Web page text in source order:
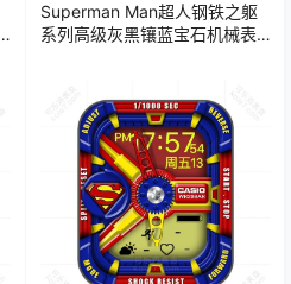
Superman Man超人钢铁之躯
系列高级灰黑镶蓝宝石机械表